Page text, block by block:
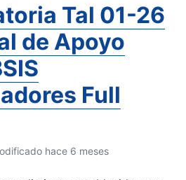
Tal 01-26
de Apoyo
Full
hace 6 meses